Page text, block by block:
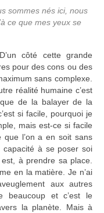
sommes nés ici, nous
ce que mes yeux se
côté cette grande
pour des cons ou des
sans complexe.
réalité humaine c’est
de la balayer de la
si facile, pourquoi je
mais est-ce si facile
l’on a en soit sans
capacité à se poser soi
à prendre sa place.
en la matière. Je n’ai
aux autres
beaucoup et c’est le
la planète. Mais à